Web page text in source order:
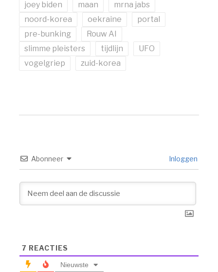
joey biden maan
mrna jabs
noord-korea
oekraine
portal
pre-bunking
Rouw AI
slimme pleisters
tijdlijn
UFO
vogelgriep
zuid-korea
Abonneer Inloggen
7 REACTIES
Nieuwste